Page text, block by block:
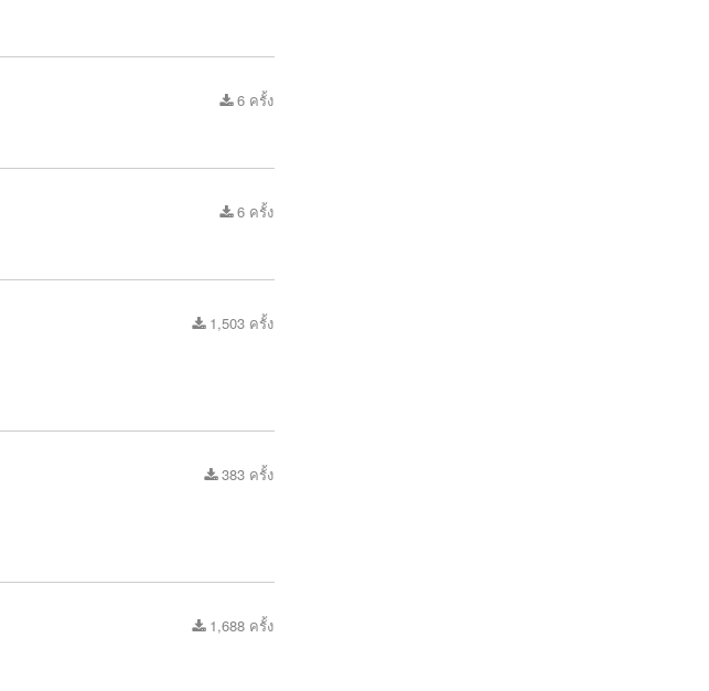
6 ครั้ง
6 ครั้ง
1,503 ครั้ง
383 ครั้ง
1,688 ครั้ง